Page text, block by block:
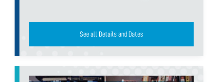
See all Details and Dates